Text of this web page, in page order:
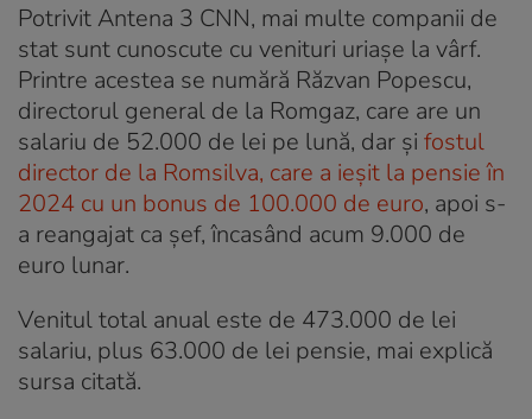
Potrivit Antena 3 CNN, mai multe companii de
stat sunt cunoscute cu venituri uriașe la vârf.
Printre acestea se numără Răzvan Popescu,
directorul general de la Romgaz, care are un
salariu de 52.000 de lei pe lună, dar și fostul
director de la Romsilva, care a ieșit la pensie în
2024 cu un bonus de 100.000 de euro, apoi s-
a reangajat ca șef, încasând acum 9.000 de
euro lunar.
Venitul total anual este de 473.000 de lei
salariu, plus 63.000 de lei pensie, mai explică
sursa citată.